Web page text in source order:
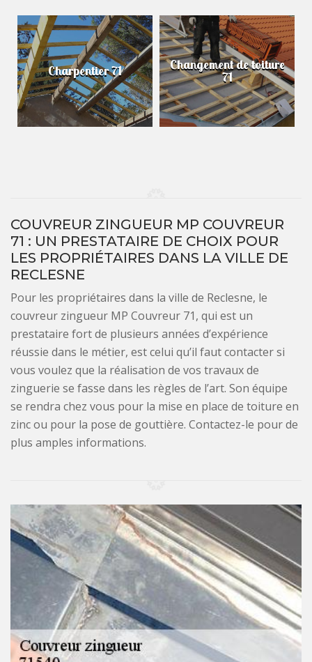
Charpentier 71 Changement de toiture
71
COUVREUR ZINGUEUR MP COUVREUR
71 : UN PRESTATAIRE DE CHOIX POUR
LES PROPRIÉTAIRES DANS LA VILLE DE
RECLESNE
Pour les propriétaires dans la ville de Reclesne, le
couvreur zingueur MP Couvreur 71, qui est un
prestataire fort de plusieurs années d’expérience
réussie dans le métier, est celui qu’il faut contacter si
vous voulez que la réalisation de vos travaux de
zinguerie se fasse dans les règles de l’art. Son équipe
se rendra chez vous pour la mise en place de toiture en
zinc ou pour la pose de gouttière. Contactez-le pour de
plus amples informations.